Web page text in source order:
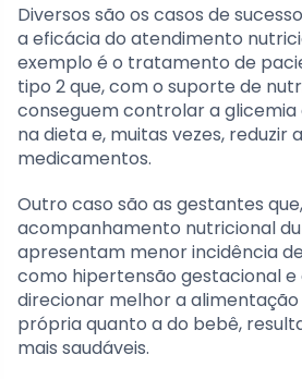
Diversos são os casos de
a eficácia do atendimento
exemplo é o tratamento de
tipo 2 que, com o suporte de
conseguem controlar a glicemia
na dieta e, muitas vezes, reduzir
medicamentos.
Outro caso são as gestantes
acompanhamento nutricional
apresentam menor incidência
como hipertensão gestacional e
direcionar melhor a
própria quanto a do bebê,
mais saudáveis.